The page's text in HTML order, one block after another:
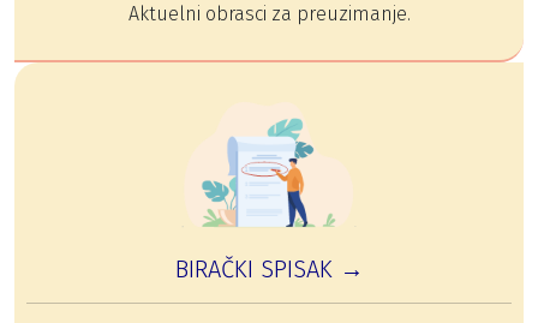
Aktuelni obrasci za preuzimanje.
BIRAČKI SPISAK →